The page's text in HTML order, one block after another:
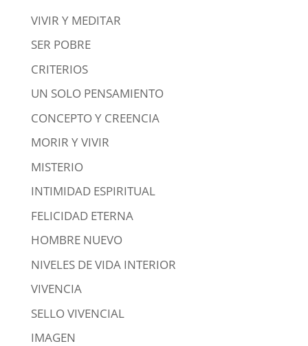
VIVIR Y MEDITAR
SER POBRE
CRITERIOS
UN SOLO PENSAMIENTO
CONCEPTO Y CREENCIA
MORIR Y VIVIR
MISTERIO
INTIMIDAD ESPIRITUAL
FELICIDAD ETERNA
HOMBRE NUEVO
NIVELES DE VIDA INTERIOR
VIVENCIA
SELLO VIVENCIAL
IMAGEN